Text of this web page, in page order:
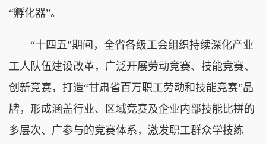
“孵化器”。
“十四五”期间，全省各级工会组织持续深化产业
工人队伍建设改革，广泛开展劳动竞赛、技能竞赛、
创新竞赛，打造“甘肃省百万职工劳动和技能竞赛”品
牌，形成涵盖行业、区域竞赛及企业内部技能比拼的
多层次、广参与的竞赛体系，激发职工群众学技练